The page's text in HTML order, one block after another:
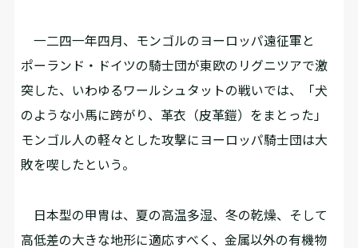
一二四一年四月、モンゴルのヨーロッパ遠征軍と
ポーランド・ドイツの騎士団が東欧のリグニツアで激
突した、いわゆるワールシュタットの戦いでは、「犬
のような小馬に跨がり、革衣（皮革鎧）をまとった」
モンゴル人の軽々とした攻撃にヨーロッパ騎士団は大
敗を喫したという。
日本型の甲冑は、夏の高温多湿、冬の乾燥、そして
高低差の大きな地形に適応すべく、金属以外の有機物